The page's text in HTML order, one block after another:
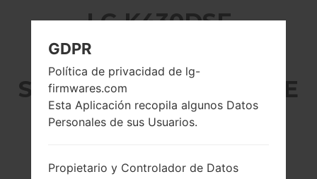
LG K430DSF
(LGK430DSF) DE LA
SERIE LG K10 DUAL LTE
GDPR
Política de privacidad de lg-
firmwares.com
Esta Aplicación recopila algunos Datos
Personales de sus Usuarios.
Propietario y Controlador de Datos